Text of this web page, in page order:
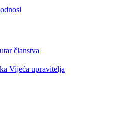
članstva
Vijeća upravitelja